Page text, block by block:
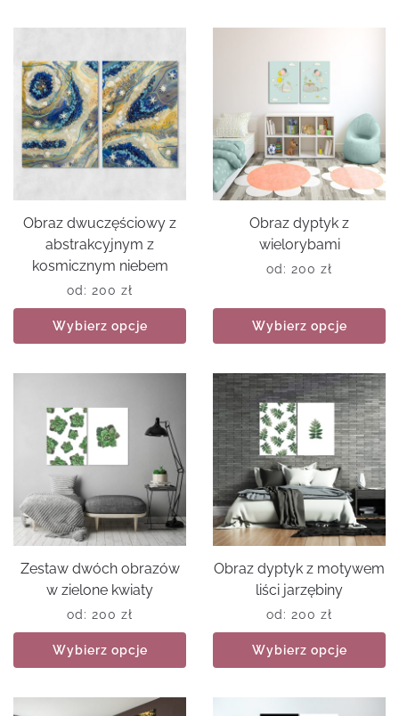
Obraz dwuczęściowy z
abstrakcyjnym z
kosmicznym niebem
od: 200 zł
Wybierz opcje
Obraz dyptyk z
wielorybami
od: 200 zł
Wybierz opcje
Zestaw dwóch obrazów
w zielone kwiaty
od: 200 zł
Wybierz opcje
Obraz dyptyk z motywem
liści jarzębiny
od: 200 zł
Wybierz opcje